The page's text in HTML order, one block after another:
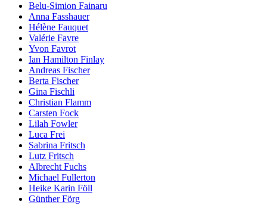
Belu-Simion Fainaru
Anna Fasshauer
Hélène Fauquet
Valérie Favre
Yvon Favrot
Ian Hamilton Finlay
Andreas Fischer
Berta Fischer
Gina Fischli
Christian Flamm
Carsten Fock
Lilah Fowler
Luca Frei
Sabrina Fritsch
Lutz Fritsch
Albrecht Fuchs
Michael Fullerton
Heike Karin Föll
Günther Förg